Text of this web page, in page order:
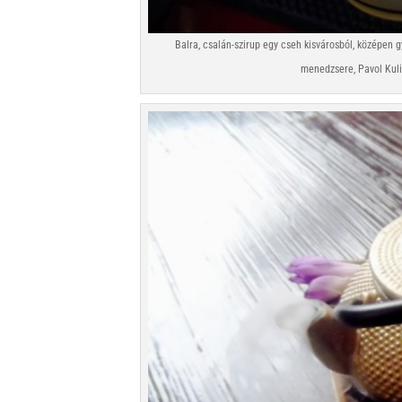
Balra, csalán-szirup egy cseh kisvárosból,
menedzsere, Pavol